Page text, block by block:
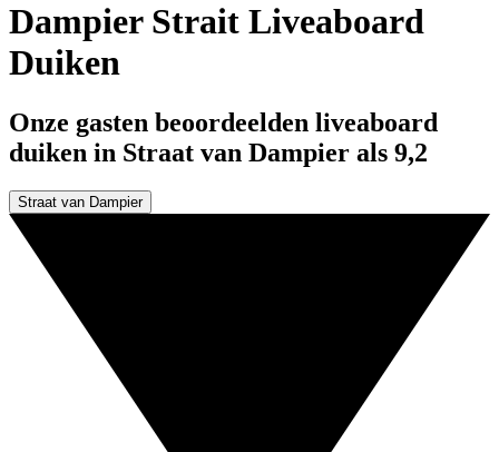
Dampier Strait Liveaboard
Duiken
Onze gasten beoordeelden liveaboard
duiken in Straat van Dampier als 9,2
Straat van Dampier